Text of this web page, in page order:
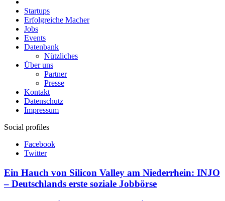
Startups
Erfolgreiche Macher
Jobs
Events
Datenbank
Nützliches
Über uns
Partner
Presse
Kontakt
Datenschutz
Impressum
Social profiles
Facebook
Twitter
Ein Hauch von Silicon Valley am Niederrhein: INJO
– Deutschlands erste soziale Jobbörse